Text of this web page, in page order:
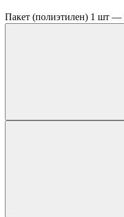
Пакет (полиэтилен) 1 шт —